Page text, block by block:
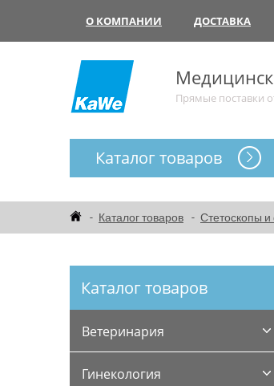
О КОМПАНИИ ДОСТАВКА
Прямые поставки
Каталог товаров
Каталог товаров Стетоскопы
Каталог товаров
Ветеринария
Гинекология